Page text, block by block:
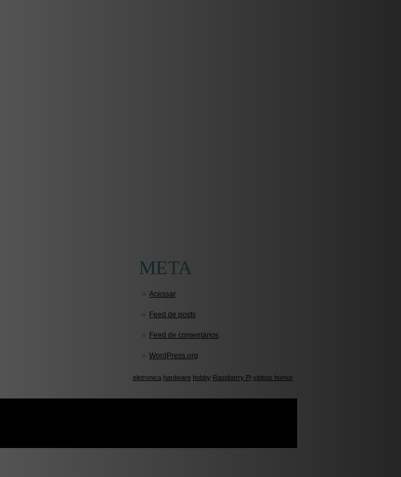
META
Acessar
Feed de posts
Feed de comentários
WordPress.org
eletronica hardware hobby Raspberry Pi videos humor